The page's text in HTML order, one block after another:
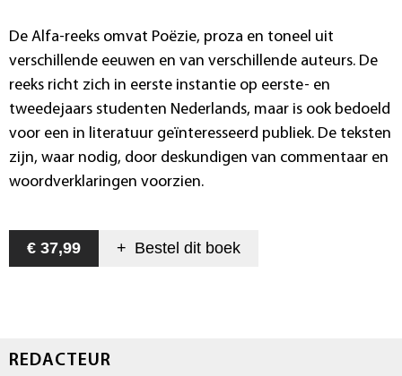
De Alfa-reeks omvat Poëzie, proza en toneel uit
verschillende eeuwen en van verschillende auteurs. De
reeks richt zich in eerste instantie op eerste- en
tweedejaars studenten Nederlands, maar is ook bedoeld
voor een in literatuur geïnteresseerd publiek. De teksten
zijn, waar nodig, door deskundigen van commentaar en
woordverklaringen voorzien.
€ 37,99 + Bestel dit boek
REDACTEUR